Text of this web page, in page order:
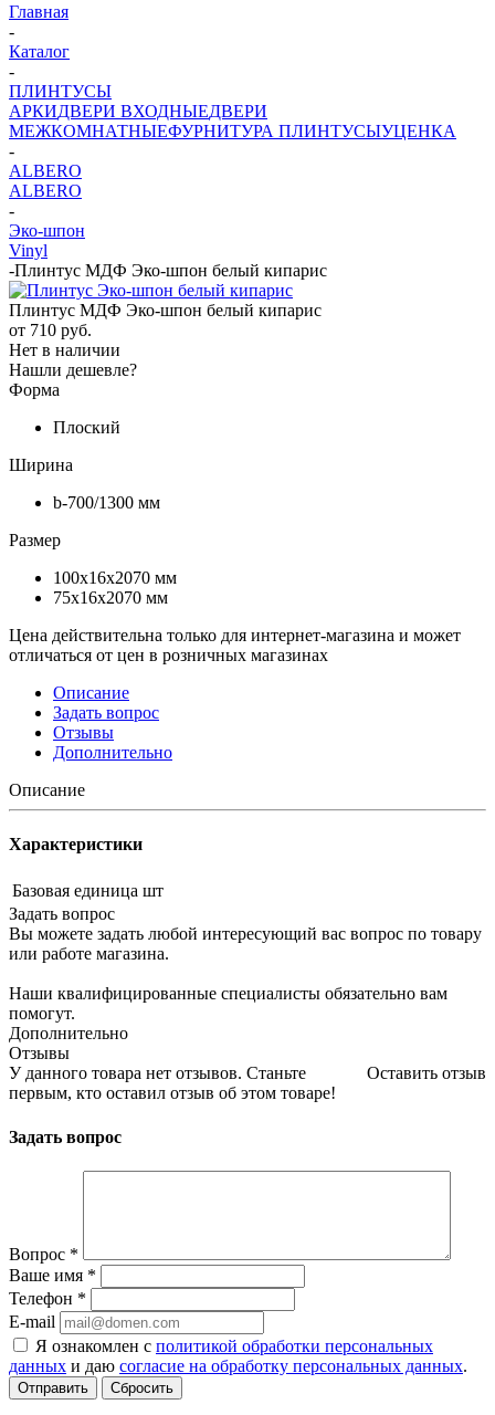
Главная
-
Каталог
-
ПЛИНТУСЫ
АРКИДВЕРИ ВХОДНЫЕДВЕРИ
МЕЖКОМНАТНЫЕФУРНИТУРА ПЛИНТУСЫУЦЕНКА
-
ALBERO
ALBERO
-
Эко-шпон
Vinyl
-Плинтус МДФ Эко-шпон белый кипарис
Плинтус МДФ Эко-шпон белый кипарис
от 710 руб.
Нет в наличии
Нашли дешевле?
Форма
Плоский
Ширина
b-700/1300 мм
Размер
100х16х2070 мм
75х16х2070 мм
Цена действительна только для интернет-магазина и может
отличаться от цен в розничных магазинах
Описание
Задать вопрос
Отзывы
Дополнительно
Описание
Характеристики
Базовая единица шт
Задать вопрос
Вы можете задать любой интересующий вас вопрос по товару
или работе магазина.
Наши квалифицированные специалисты обязательно вам
помогут.
Дополнительно
Отзывы
Оставить отзыв
У данного товара нет отзывов. Станьте
первым, кто оставил отзыв об этом товаре!
Задать вопрос
Вопрос *
Ваше имя *
Телефон *
E-mail
Я ознакомлен с политикой обработки персональных
данных и даю согласие на обработку персональных данных.
Сбросить